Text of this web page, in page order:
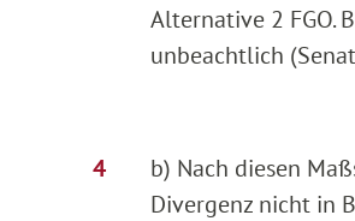
Alternative 2 FGO.
unbeachtlich
b) Nach diesen
Divergenz nicht in